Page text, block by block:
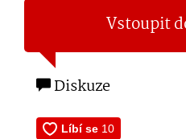
Vstoupit
Diskuze